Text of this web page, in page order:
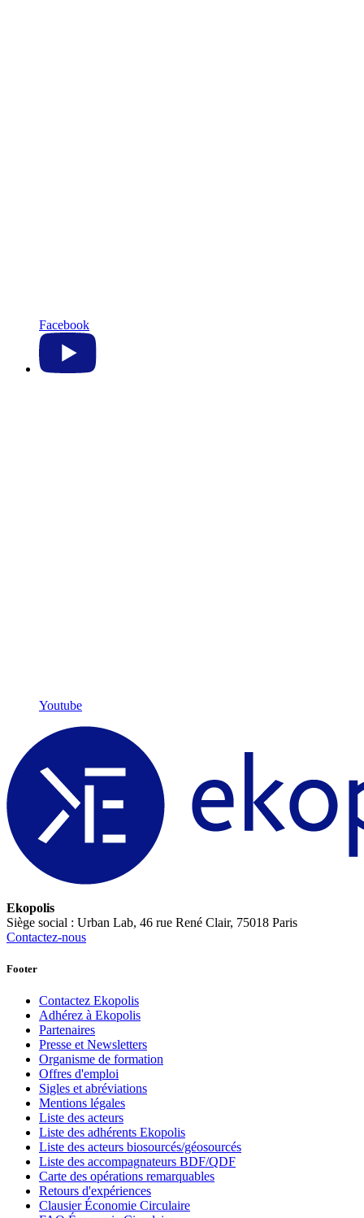
Facebook
Youtube
Ekopolis
Siège social : Urban Lab, 46 rue René Clair, 75018 Paris
Contactez-nous
Footer
Contactez Ekopolis
Adhérez à Ekopolis
Partenaires
Presse et Newsletters
Organisme de formation
Offres d'emploi
Sigles et abréviations
Mentions légales
Liste des acteurs
Liste des adhérents Ekopolis
Liste des acteurs biosourcés/géosourcés
Liste des accompagnateurs BDF/QDF
Carte des opérations remarquables
Retours d'expériences
Clausier Économie Circulaire